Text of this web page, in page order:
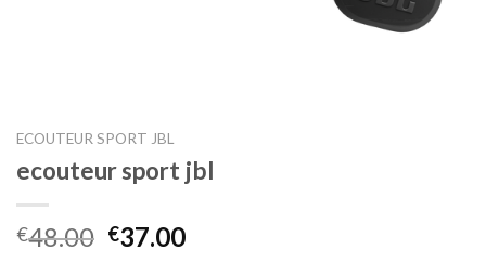
ECOUTEUR SPORT JBL
ecouteur sport jbl
€48.00 €37.00